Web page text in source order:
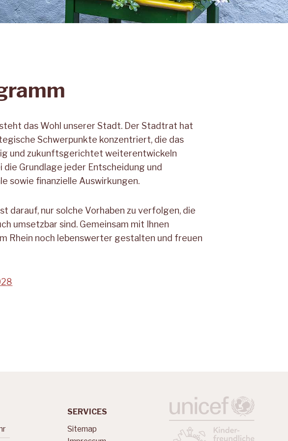
das Wohl unserer Stadt. Der Stadtrat hat
Schwerpunkte konzentriert, die das
und zukunftsgerichtet weiterentwickeln
Grundlage jeder Entscheidung und
sowie finanzielle Auswirkungen.
darauf, nur solche Vorhaben zu verfolgen, die
umsetzbar sind. Gemeinsam mit Ihnen
Rhein noch lebenswerter gestalten und freuen
SERVICES
Sitemap
LABELS